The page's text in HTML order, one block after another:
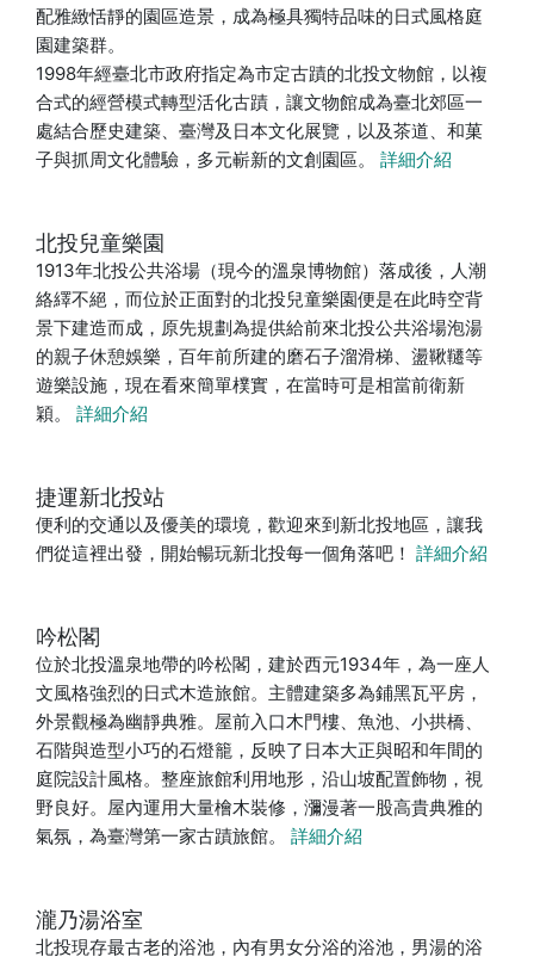
配雅緻恬靜的園區造景，成為極具獨特品味的日式風格庭
園建築群。
1998年經臺北市政府指定為市定古蹟的北投文物館，以複
合式的經營模式轉型活化古蹟，讓文物館成為臺北郊區一
處結合歷史建築、臺灣及日本文化展覽，以及茶道、和菓
子與抓周文化體驗，多元嶄新的文創園區。 詳細介紹
北投兒童樂園
1913年北投公共浴場（現今的溫泉博物館）落成後，人潮
絡繹不絕，而位於正面對的北投兒童樂園便是在此時空背
景下建造而成，原先規劃為提供給前來北投公共浴場泡湯
的親子休憩娛樂，百年前所建的磨石子溜滑梯、盪鞦韆等
遊樂設施，現在看來簡單樸實，在當時可是相當前衛新
穎。 詳細介紹
捷運新北投站
便利的交通以及優美的環境，歡迎來到新北投地區，讓我
們從這裡出發，開始暢玩新北投每一個角落吧！ 詳細介紹
吟松閣
位於北投溫泉地帶的吟松閣，建於西元1934年，為一座人
文風格強烈的日式木造旅館。主體建築多為鋪黑瓦平房，
外景觀極為幽靜典雅。屋前入口木門樓、魚池、小拱橋、
石階與造型小巧的石燈籠，反映了日本大正與昭和年間的
庭院設計風格。整座旅館利用地形，沿山坡配置飾物，視
野良好。屋內運用大量檜木裝修，瀰漫著一股高貴典雅的
氣氛，為臺灣第一家古蹟旅館。 詳細介紹
瀧乃湯浴室
北投現存最古老的浴池，內有男女分浴的浴池，男湯的浴